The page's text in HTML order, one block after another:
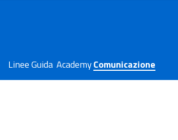
Linee Guida AcademyComunicazione